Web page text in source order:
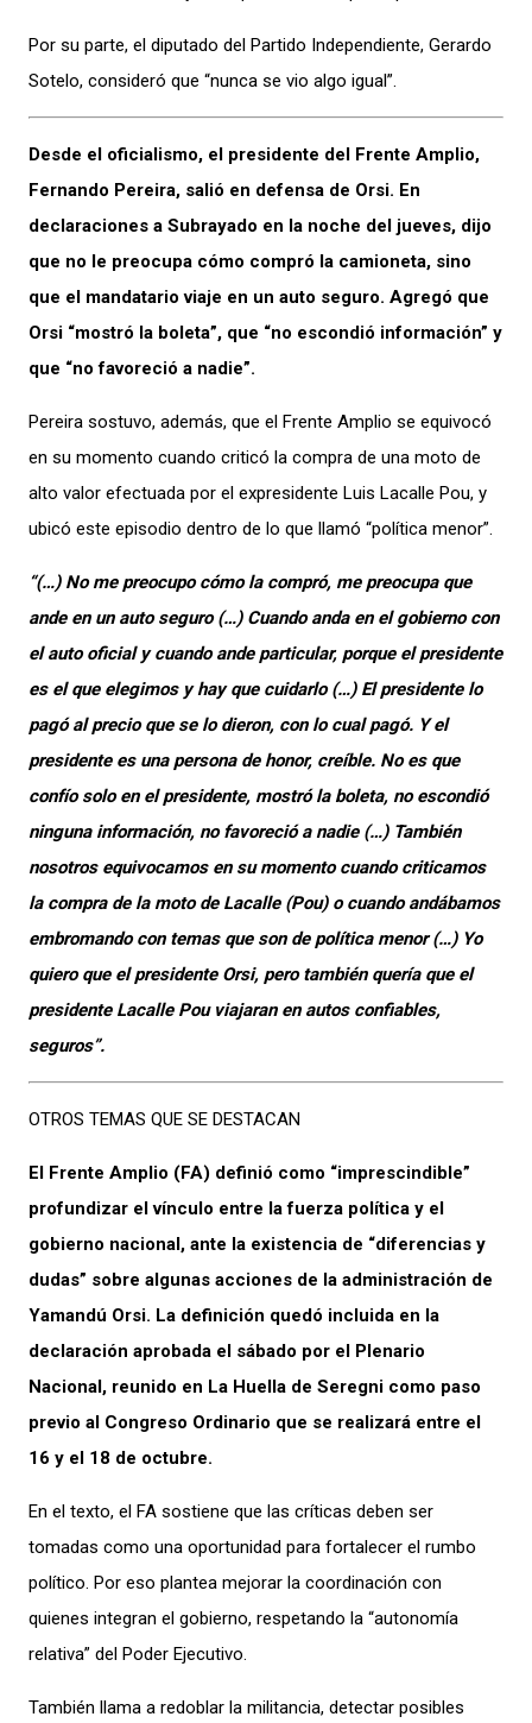
Por su parte, el diputado del Partido Independiente, Gerardo
Sotelo, consideró que “nunca se vio algo igual”.
Desde el oficialismo, el presidente del Frente Amplio,
Fernando Pereira, salió en defensa de Orsi. En
declaraciones a Subrayado en la noche del jueves, dijo
que no le preocupa cómo compró la camioneta, sino
que el mandatario viaje en un auto seguro. Agregó que
Orsi “mostró la boleta”, que “no escondió información” y
que “no favoreció a nadie”.
Pereira sostuvo, además, que el Frente Amplio se equivocó
en su momento cuando criticó la compra de una moto de
alto valor efectuada por el expresidente Luis Lacalle Pou, y
ubicó este episodio dentro de lo que llamó “política menor”.
“(…) No me preocupo cómo la compró, me preocupa que
ande en un auto seguro (…) Cuando anda en el gobierno con
el auto oficial y cuando ande particular, porque el presidente
es el que elegimos y hay que cuidarlo (…) El presidente lo
pagó al precio que se lo dieron, con lo cual pagó. Y el
presidente es una persona de honor, creíble. No es que
confío solo en el presidente, mostró la boleta, no escondió
ninguna información, no favoreció a nadie (…) También
nosotros equivocamos en su momento cuando criticamos
la compra de la moto de Lacalle (Pou) o cuando andábamos
embromando con temas que son de política menor (…) Yo
quiero que el presidente Orsi, pero también quería que el
presidente Lacalle Pou viajaran en autos confiables,
seguros”.
OTROS TEMAS QUE SE DESTACAN
El Frente Amplio (FA) definió como “imprescindible”
profundizar el vínculo entre la fuerza política y el
gobierno nacional, ante la existencia de “diferencias y
dudas” sobre algunas acciones de la administración de
Yamandú Orsi. La definición quedó incluida en la
declaración aprobada el sábado por el Plenario
Nacional, reunido en La Huella de Seregni como paso
previo al Congreso Ordinario que se realizará entre el
16 y el 18 de octubre.
En el texto, el FA sostiene que las críticas deben ser
tomadas como una oportunidad para fortalecer el rumbo
político. Por eso plantea mejorar la coordinación con
quienes integran el gobierno, respetando la “autonomía
relativa” del Poder Ejecutivo.
También llama a redoblar la militancia, detectar posibles